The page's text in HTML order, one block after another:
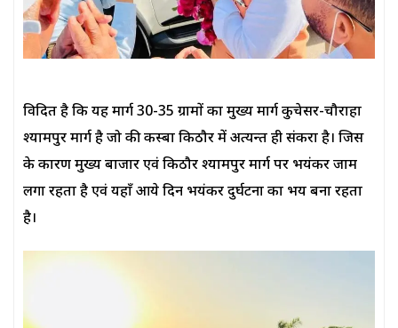
विदित है कि यह मार्ग 30-35 ग्रामों का मुख्य मार्ग कुचेसर-चौराहा
श्यामपुर मार्ग है जो की कस्बा किठौर में अत्यन्त ही संकरा है। जिस
के कारण मुख्य बाजार एवं किठौर श्यामपुर मार्ग पर भयंकर जाम
लगा रहता है एवं यहाँ आये दिन भयंकर दुर्घटना का भय बना रहता
है।